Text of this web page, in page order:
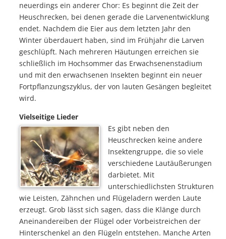
neuerdings ein anderer Chor: Es beginnt die Zeit der
Heuschrecken, bei denen gerade die Larvenentwicklung
endet. Nachdem die Eier aus dem letzten Jahr den
Winter überdauert haben, sind im Frühjahr die Larven
geschlüpft. Nach mehreren Häutungen erreichen sie
schließlich im Hochsommer das Erwachsenenstadium
und mit den erwachsenen Insekten beginnt ein neuer
Fortpflanzungszyklus, der von lauten Gesängen begleitet
wird.
Vielseitige Lieder
Es gibt neben den
Heuschrecken keine andere
Insektengruppe, die so viele
verschiedene Lautäußerungen
darbietet. Mit
unterschiedlichsten Strukturen
wie Leisten, Zähnchen und Flügeladern werden Laute
erzeugt. Grob lässt sich sagen, dass die Klänge durch
Aneinandereiben der Flügel oder Vorbeistreichen der
Hinterschenkel an den Flügeln entstehen. Manche Arten